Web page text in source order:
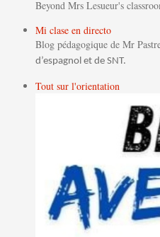
Beyond Mrs Lesueur's
Mi clase en directo
Blog pédagogique de Mr
d’espagnol et de SNT.
Tout sur l'orientation